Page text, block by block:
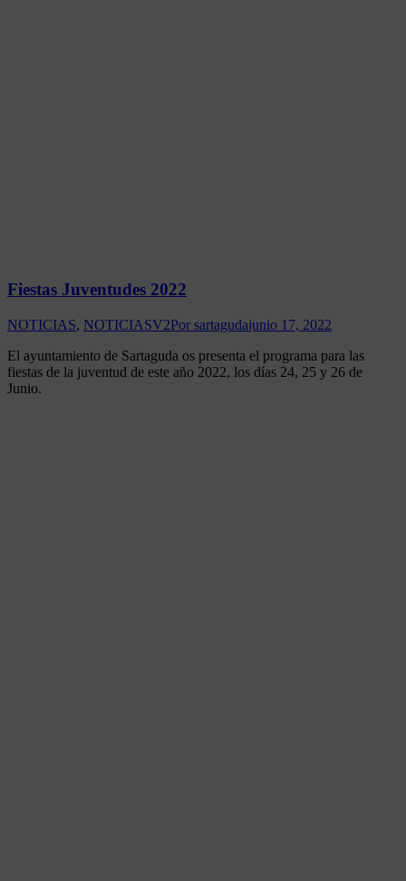
Fiestas Juventudes 2022
NOTICIAS, NOTICIASV2Por sartagudajunio 17, 2022
El ayuntamiento de Sartaguda os presenta el programa para las
fiestas de la juventud de este año 2022, los días 24, 25 y 26 de
Junio.